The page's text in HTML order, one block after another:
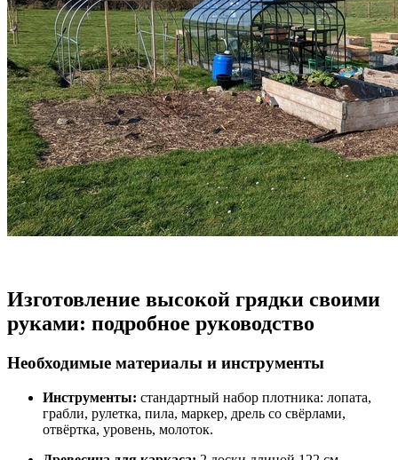
Изготовление высокой грядки своими
руками: подробное руководство
Необходимые материалы и инструменты
Инструменты: стандартный набор плотника: лопата,
грабли, рулетка, пила, маркер, дрель со свёрлами,
отвёртка, уровень, молоток.